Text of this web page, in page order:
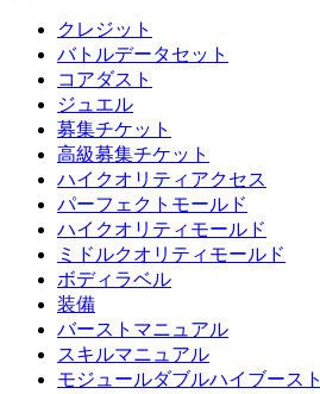
クレジット
バトルデータセット
コアダスト
ジュエル
募集チケット
高級募集チケット
ハイクオリティアクセス
パーフェクトモールド
ハイクオリティモールド
ミドルクオリティモールド
ボディラベル
装備
バーストマニュアル
スキルマニュアル
モジュールダブルハイブースト